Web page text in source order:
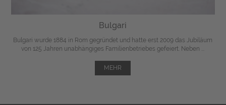
Bulgari
Bulgari wurde 1884 in Rom gegründet und hatte erst 2009 das Jubiläum
von 125 Jahren unabhängiges Familienbetriebes gefeiert. Neben ...
MEHR